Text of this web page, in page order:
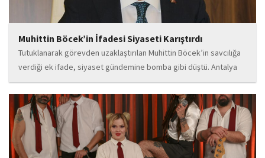
Muhittin Böcek’in İfadesi Siyaseti Karıştırdı
Tutuklanarak görevden uzaklaştırılan Muhittin Böcek’in savcılığa
verdiği ek ifade, siyaset gündemine bomba gibi düştü. Antalya
Cumhuriyet Savcılığı’na kendi isteğiyle başvurarak ifade verdiği
öğrenilen Böcek’in açıklamalarında, 31 Mart 2024 yerel
seçimleri...